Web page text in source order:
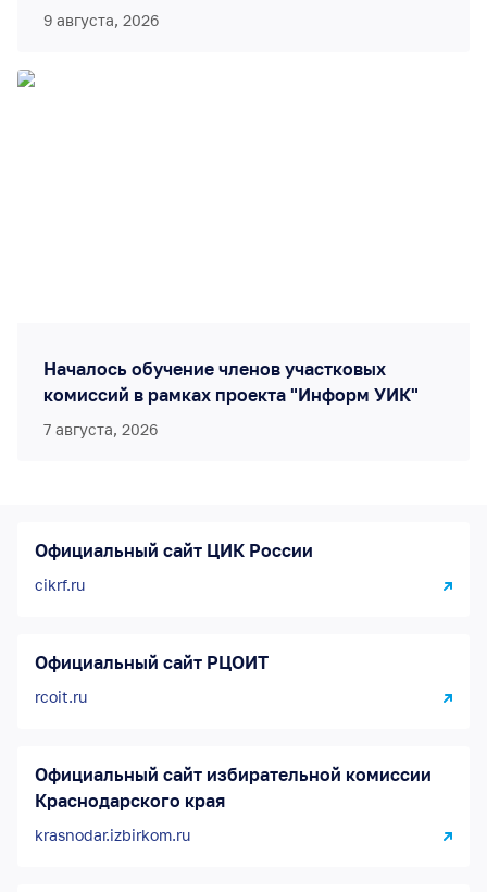
9 августа, 2026
Началось обучение членов участковых
комиссий в рамках проекта "Информ УИК"
7 августа, 2026
Официальный сайт ЦИК России
cikrf.ru
Официальный сайт РЦОИТ
rcoit.ru
Официальный сайт избирательной комиссии
Краснодарского края
krasnodar.izbirkom.ru